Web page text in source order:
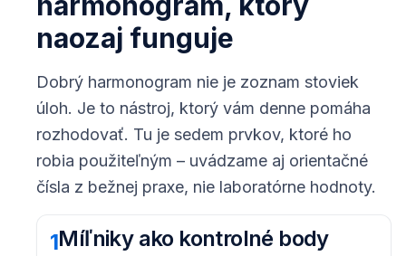
naozaj funguje
Dobrý harmonogram nie je zoznam stoviek
úloh. Je to nástroj, ktorý vám denne pomáha
rozhodovať. Tu je sedem prvkov, ktoré ho
robia použiteľným – uvádzame aj orientačné
čísla z bežnej praxe, nie laboratórne hodnoty.
1Míľniky ako kontrolné body